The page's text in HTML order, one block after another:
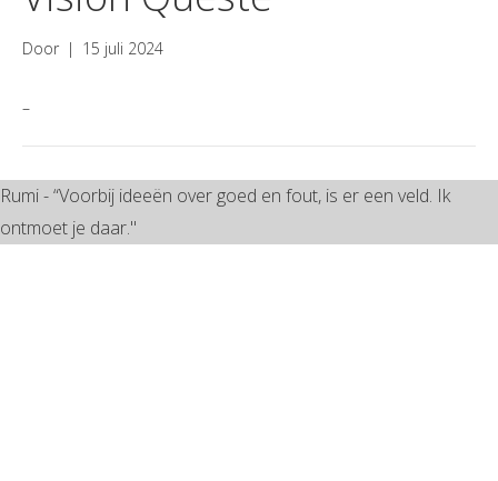
Door | 15 juli 2024
–
Rumi - “Voorbij ideeën over goed en fout, is er een veld. Ik
ontmoet je daar."